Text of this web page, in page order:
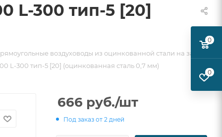
L-300 тип-5 [20]
воздуховоды из оцинкованной стали на заказ
L-300 тип-5 [20] (оцинкованная сталь 0,7 мм)
666 руб./шт
Под заказ от 2 дней
0
0